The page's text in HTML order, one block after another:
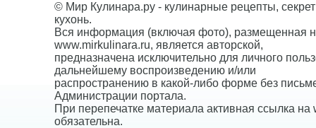
© Мир Кулинара.ру - кулинарные рецепты,
кухонь.
Вся информация (включая фото), размещенная
www.mirkulinara.ru, является авторской,
предназначена исключительно для личного
дальнейшему воспроизведению и/или
распространению в какой-либо форме без
Администрации портала.
При перепечатке материала активная ссылка на
обязательна.